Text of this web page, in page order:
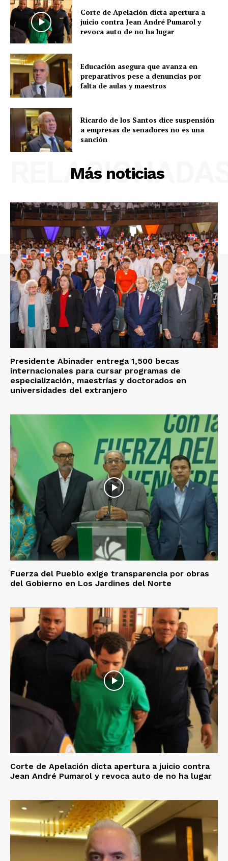
Corte de Apelación dicta apertura a
juicio contra Jean André Pumarol y
revoca auto de no ha lugar
Educación asegura que avanza en
preparativos pese a denuncias por
falta de aulas y maestros
Ricardo de los Santos dice suspensión
a empresas de senadores no es una
sanción
Más noticias
Presidente Abinader entrega 1,500 becas
internacionales para cursar programas de
especialización, maestrías y doctorados en
universidades del extranjero
Fuerza del Pueblo exige transparencia por obras
del Gobierno en Los Jardines del Norte
Corte de Apelación dicta apertura a juicio contra
Jean André Pumarol y revoca auto de no ha lugar